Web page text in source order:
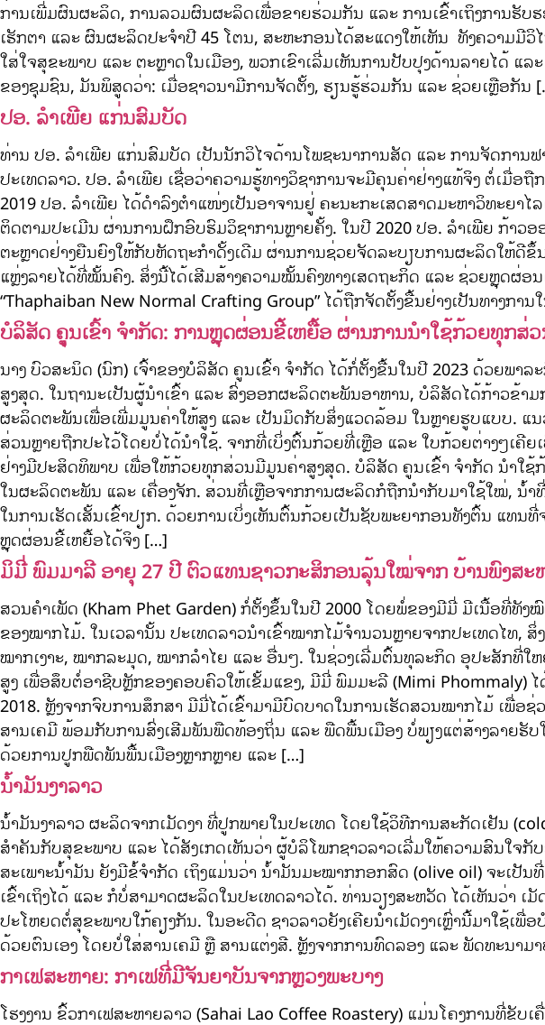
ການເພີ່ມຜົນຜະລິດ, ການລວມຜົນຜະລິດເພື່ອຂາຍຮ່ວມກັນ ແລະ ການເຂົ້າເຖິງການຮັ
ເຮັກຕາ ແລະ ຜົນຜະລິດປະຈຳປີ 45 ໂຕນ, ສະຫະກອນໄດ້ສະແດງໃຫ້ເຫັນ ທັງຄວາມມີ
ໃສ່ໃຈສຸຂະພາບ ແລະ ຕະຫຼາດໃນເມືອງ, ພວກເຂົາເລີ່ມເຫັນການປັບປຸງດ້ານລາຍໄດ້
ຂອງຊຸມຊົນ, ມັນພິສູດວ່າ: ເມື່ອຊາວນາມີການຈັດຕັ້ງ, ຮຽນຮູ້ຮ່ວມກັນ ແລະ ຊ່ວຍເຫຼືອກັນ
ປອ. ລຳເພີຍ ແກ່ນສົມບັດ
ທ່ານ ປອ. ລຳເພີຍ ແກ່ນສົມບັດ ເປັນນັກວິໄຈດ້ານໂພຊະນາການສັດ ແລະ ການຈັດການ
ປະເທດລາວ. ປອ. ລຳເພີຍ ເຊື່ອວ່າຄວາມຮູ້ທາງວິຊາການຈະມີຄຸນຄ່າຢ່າງແທ້ຈິງ ຕໍ່ເມື່
2019 ປອ. ລຳເພີຍ ໄດ້ດຳລົງຕຳແໜ່ງເປັນອາຈານຢູ່ ຄະນະກະເສດສາດມະຫາວິທະຍາ
ຕິດຕາມປະເມີນ ຜ່ານການຝຶກອົບຮົມວິຊາການຫຼາຍຄັ້ງ. ໃນປີ 2020 ປອ. ລຳເພີຍ ກ້າ
ຕະຫຼາດຢ່າງຍືນຍົງໃຫ້ກັບຫັດຖະກຳດັ້ງເດີມ ຜ່ານການຊ່ວຍຈັດລະບຽບການຜະລິດໃຫ້ດີ
ແຫຼ່ງລາຍໄດ້ທີ່ໝັ້ນຄົງ. ສິ່ງນີ້ໄດ້ເສີມສ້າງຄວາມໝັ້ນຄົງທາງເສດຖະກິດ ແລະ ຊ່ວຍຫຼຸດຜ່
“Thaphaiban New Normal Crafting Group” ໄດ້ຖືກຈັດຕັ້ງຂື້ນຢ່າງເປັນທາງການ
ບໍລິສັດ ຄຸູນເຂົ້າ ຈໍາກັດ: ການຫຼຸດຜ່ອນຂີ້ເຫຍື້ອ ຜ່ານການນໍາໃຊ້ກ້ວຍທຸກສ່
ນາງ ບົວສະນິດ (ນົກ) ເຈົ້າຂອງບໍລິສັດ ຄູນເຂົ້າ ຈໍາກັດ ໄດ້ກໍ່ຕັ້ງຂື້ນໃນປີ 2023 ດ້ວຍພ
ສູງສຸດ. ໃນຖານະເປັນຜູ້ນໍາເຂົ້າ ແລະ ສົ່ງອອກຜະລິດຕະພັນອາຫານ, ບໍລິສັດໄດ້ກ້າວຂ້າ
ຜະລິດຕະພັນເພື່ອເພີ່ມມູນຄ່າໃຫ້ສູງ ແລະ ເປັນມິດກັບສິ່ງແວດລ້ອມ ໃນຫຼາຍຮູບແບບ.
ສ່ວນຫຼາຍຖືກປະໄວ້ໂດຍບໍ່ໄດ້ນໍາໃຊ້. ຈາກທີ່ເບິ່ງຕົ້ນກ້ວຍທີ່ເຫຼືອ ແລະ ໃບກ້ວຍຕ່າງໆເ
ຢ່າງມີປະສິດທິພາບ ເພື່ອໃຫ້ກ້ວຍທຸກສ່ວນມີມູນຄ່າສູງສຸດ. ບໍລິສັດ ຄູນເຂົ້າ ຈໍາກັດ ນໍາໃ
ໃນຜະລິດຕະພັນ ແລະ ເຄື່ອງຈັກ. ສ່ວນທີ່ເຫຼືອຈາກການຜະລິດກໍຖືກນໍາກັບມາໃຊ້ໃໝ່, ນ້ໍ
ໃນການເຮັດເສັ້ນເຂົ້າປຽກ. ດ້ວຍການເບິ່ງເຫັນຕົ້ນກ້ວຍເປັນຊັບພະຍາກອນທັງຕົ້ນ ແທ
ຫຼຸດຜ່ອນຂີ້ເຫຍື້ອໄດ້ຈິງ […]
ມິມີ່ ພົມມາລີ ອາຍຸ 27 ປີ ຕົວແທນຊາວກະສິກອນລຸ້ນໃໝ່ຈາກ ບ້ານພົງສະ
ສວນຄໍາເພັດ (Kham Phet Garden) ກໍ່ຕັ້ງຂຶ້ນໃນປີ 2000 ໂດຍພໍ່ຂອງມີມີ່ ມີເນື້ອທີ່ທັ
ຂອງໝາກໄມ້. ໃນເວລານັ້ນ ປະເທດລາວນໍາເຂົ້າໝາກໄມ້ຈໍານວນຫຼາຍຈາກປະເທດໄທ,
ໝາກເງາະ, ໝາກລະມຸດ, ໝາກລໍາໄຍ ແລະ ອື່ນໆ. ໃນຊ່ວງເລີ່ມຕົ້ນທຸລະກິດ ອຸປະສັກທີ່
ສູງ ເພື່ອສຶບຕໍ່ອາຊີບຫຼັກຂອງຄອບຄົວໃຫ້ເຂັ້ມແຂງ, ມີມີ່ ພົມມະລີ (Mimi Phommaly)
2018. ຫຼັງຈາກຈົບການສຶກສາ ມີມີ່ໄດ້ເຂົ້າມາມີບົດບາດໃນການເຮັດສວນໝາກໄມ້ ເພື່
ສານເຄມີ ພ້ອມກັບການສົ່ງເສີມພັນພືດທ້ອງຖິ່ນ ແລະ ພືດພື້ນເມືອງ ບໍ່ພຽງແຕ່ສ້າງລາຍ
ດ້ວຍການປູກພືດພັນພື້ນເມືອງຫຼາກຫຼາຍ ແລະ […]
ນ້ຳມັນງາລາວ
ນ້ຳມັນງາລາວ ຜະລິດຈາກເມັດງາ ທີ່ປູກພາຍໃນປະເທດ ໂດຍໃຊ້ວິທີການສະກັດເຢັນ
ສຳຄັນກັບສຸຂະພາບ ແລະ ໄດ້ສັງເກດເຫັນວ່າ ຜູ້ບໍລິໂພກຊາວລາວເລີ່ມໃຫ້ຄວາມສົນໃຈ
ສະເພາະນ້ຳມັນ ຍັງມີຂໍ້ຈຳກັດ ເຖິງແມ່ນວ່າ ນ້ຳມັນມະໝາກກອກສົດ (olive oil) ຈະເປັ
ເຂົ້າເຖິງໄດ້ ແລະ ກໍບໍ່ສາມາດຜະລິດໃນປະເທດລາວໄດ້. ທ່ານວຽງສະຫວັດ ໄດ້ເຫັນວ່າ ເ
ປະໂຫຍດຕໍ່ສຸຂະພາບໃກ້ຄຽງກັນ. ໃນອະດີດ ຊາວລາວຍັງເຄີຍນຳເມັດງາເຫຼົ່ານີ້ມາໃຊ້ເ
ດ້ວຍຕົນເອງ ໂດຍບໍ່ໃສ່ສານເຄມີ ຫຼື ສານແຕ່ງສີ. ຫຼັງຈາກການທົດລອງ ແລະ ພັດທະນາມ
ກາເຟສະຫາຍ: ກາເຟທີ່ມີຈັນຍາບັນຈາກຫຼວງພະບາງ
ໂຮງງານ ຂົ້ວກາເຟສະຫາຍລາວ (Sahai Lao Coffee Roastery) ແມ່ນໂຄງການທີ່